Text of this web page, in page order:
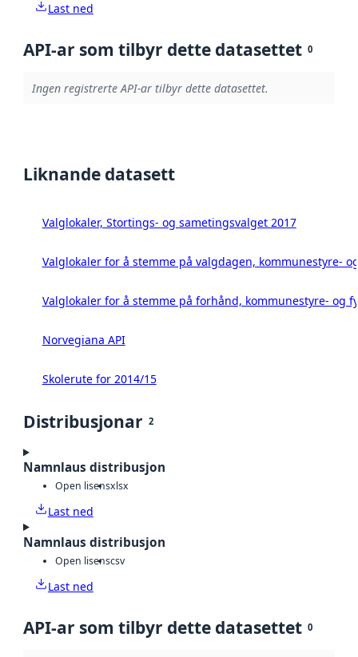
Last ned
API-ar som tilbyr dette datasettet 0
Ingen registrerte API-ar tilbyr dette datasettet.
Liknande datasett
Valglokaler, Stortings- og sametingsvalget 2017
Valglokaler for å stemme på valgdagen, kommunestyre-
Valglokaler for å stemme på forhånd, kommunestyre- og
Norvegiana API
Skolerute for 2014/15
Distribusjonar 2
Namnlaus distribusjon
Open lisensxlsx
Last ned
Namnlaus distribusjon
Open lisenscsv
Last ned
API-ar som tilbyr dette datasettet 0